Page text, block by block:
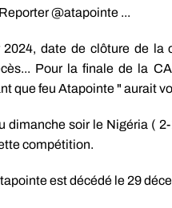
@atapointe ...
2024, date de clôture de
Pour la finale de la
que feu Atapointe " aurait
dimanche soir le Nigéria (
compétition.
est décédé le 29